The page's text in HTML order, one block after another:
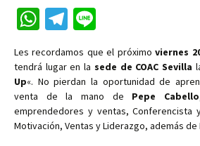
W
at
sA
p
p
Te
gr
a
m
e
Les recordamos que el próximoviernes
tendrá lugar en la sede de COAC Sevilla
Up«. No pierdan la oportunidad de
venta de la mano de Pepe Cabello
emprendedores y ventas, Conferencista
Motivación, Ventas y Liderazgo, además